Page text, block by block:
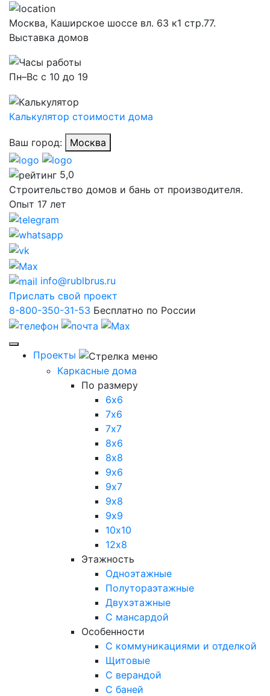
Москва, Каширское шоссе вл. 63 к1 стр.77.
Выставка домов
Пн–Вс с 10 до 19
Калькулятор стоимости дома
Ваш город: Москва
5,0
Строительство домов и бань от производителя.
Опыт 17 лет
info@rublbrus.ru
Прислать свой проект
8-800-350-31-53 Бесплатно по России
Проекты
Каркасные дома
По размеру
6х6
7х6
7х7
8х6
8х8
9х6
9х7
9х8
9х9
10х10
12х8
Этажность
Одноэтажные
Полутораэтажные
Двухэтажные
С мансардой
Особенности
С коммуникациями и отделкой
Щитовые
С верандой
С баней